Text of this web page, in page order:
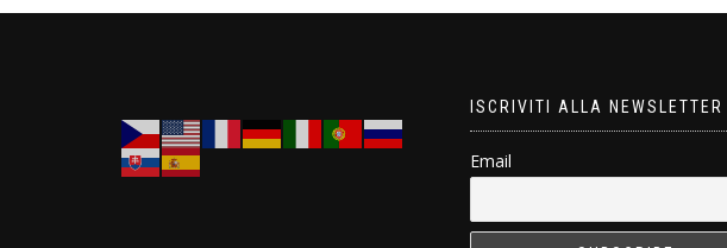
ISCRIVITI ALLA NEWSLETTER
Email